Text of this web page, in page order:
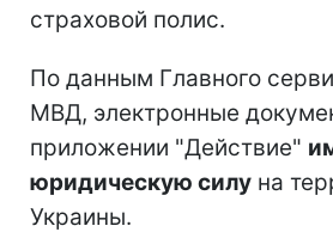
страховой полис.
По данным Главного
МВД, электронные
приложении "Действие"
юридическую силу на
Украины.